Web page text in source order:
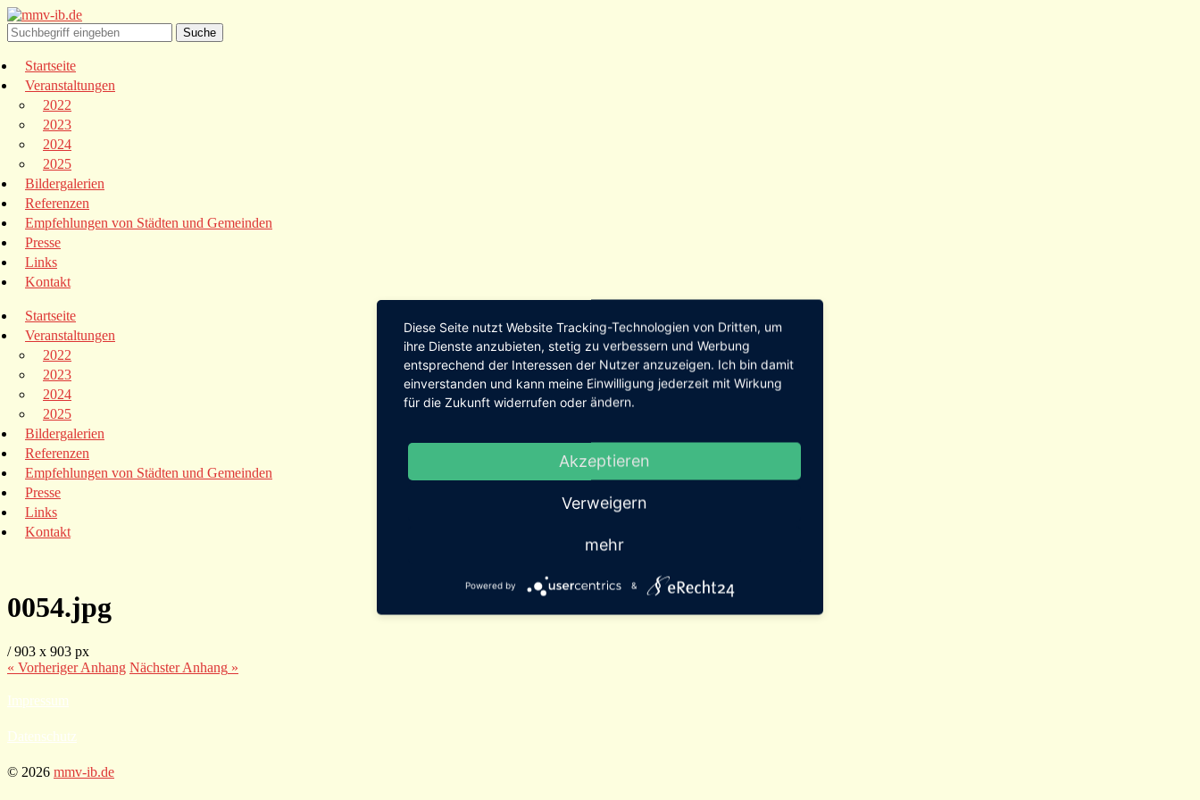
Startseite
Veranstaltungen
2022
2023
2024
2025
Bildergalerien
Referenzen
Empfehlungen von Städten und Gemeinden
Presse
Links
Kontakt
Startseite
Veranstaltungen
2022
2023
2024
2025
Bildergalerien
Referenzen
Empfehlungen von Städten und Gemeinden
Presse
Links
Kontakt
0054.jpg
/903 x 903 px
« VorherigerAnhang NächsterAnhang »
Impressum
Datenschutz
© 2026 mmv-ib.de
Diese Seite nutzt Website Tracking-Technologien von Dritten, um
ihre Dienste anzubieten, stetig zu verbessern und Werbung
entsprechend der Interessen der Nutzer anzuzeigen. Ich bin damit
einverstanden und kann meine Einwilligung jederzeit mit Wirkung
für die Zukunft widerrufen oder ändern.
Akzeptieren
Verweigern
mehr
Powered by &